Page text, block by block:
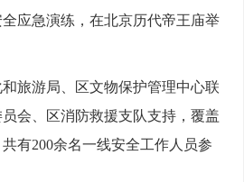
应急演练，在北京历代帝王庙举
游局、区文物保护管理中心联
会、区消防救援支队支持，覆盖
有200余名一线安全工作人员参